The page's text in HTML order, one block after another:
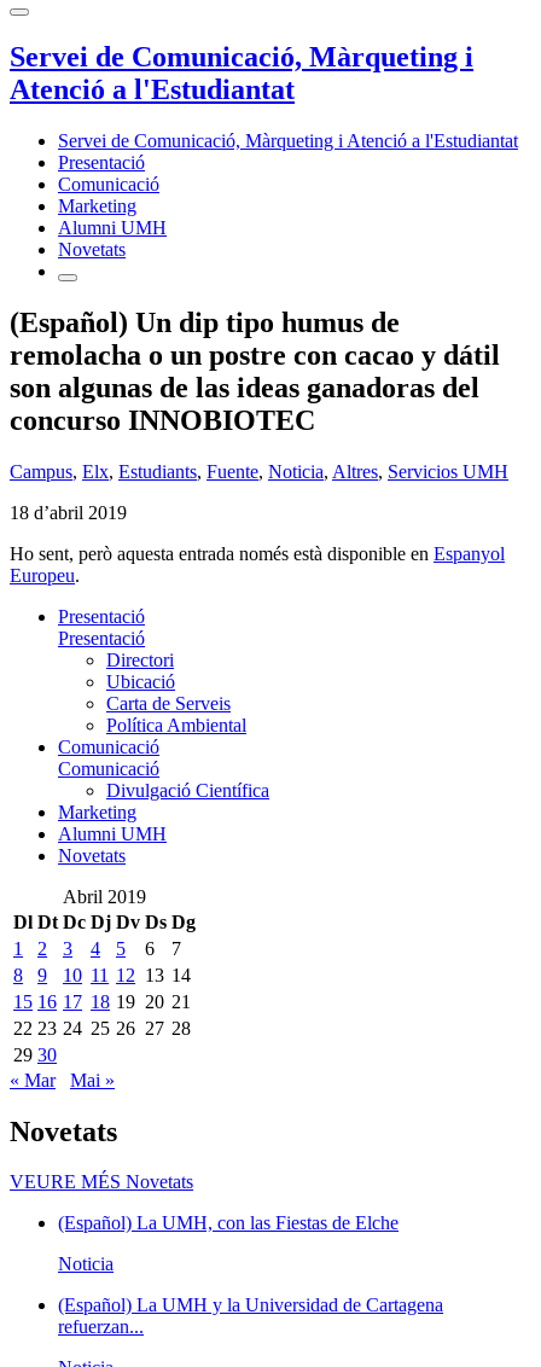
Servei de Comunicació, Màrqueting i
Atenció a l'Estudiantat
Servei de Comunicació, Màrqueting i Atenció a l'Estudiantat
Presentació
Comunicació
Marketing
Alumni UMH
Novetats
(Español) Un dip tipo humus de
remolacha o un postre con cacao y dátil
son algunas de las ideas ganadoras del
concurso INNOBIOTEC
Campus, Elx, Estudiants, Fuente, Noticia, Altres, Servicios UMH
18 d’abril 2019
Ho sent, però aquesta entrada només està disponible en Espanyol
Europeu.
Presentació
Presentació
Directori
Ubicació
Carta de Serveis
Política Ambiental
Comunicació
Comunicació
Divulgació Científica
Marketing
Alumni UMH
Novetats
Abril 2019
Dl Dt Dc Dj Dv Ds Dg
1
2 3 4 5 6
7
8
9 10 11 12 13 14
15 16 17 18 19 20 21
22 23 24 25 26 27 28
29 30
« Mar
Mai »
Novetats
VEURE MÉS Novetats
(Español) La UMH, con las Fiestas de Elche
Noticia
(Español) La UMH y la Universidad de Cartagena
refuerzan...